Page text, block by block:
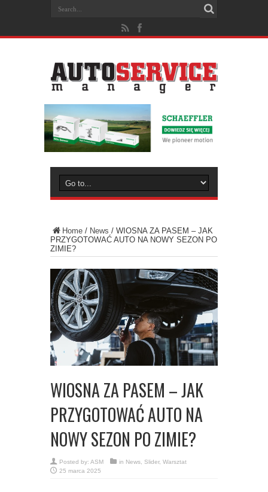
Home / News / WIOSNA ZA PASEM – JAK
PRZYGOTOWAĆ AUTO NA NOWY SEZON PO
ZIMIE?
WIOSNA ZA PASEM – JAK
PRZYGOTOWAĆ AUTO NA
NOWY SEZON PO ZIMIE?
Posted by: ASM in News, Slider, Warsztat
25 marca 2025